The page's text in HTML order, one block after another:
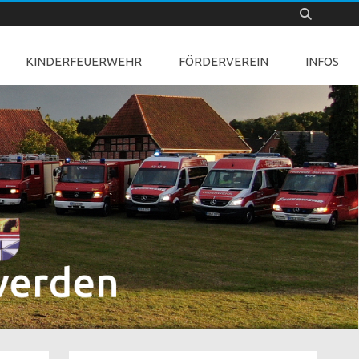
KINDERFEUERWEHR FÖRDERVEREIN INFOS